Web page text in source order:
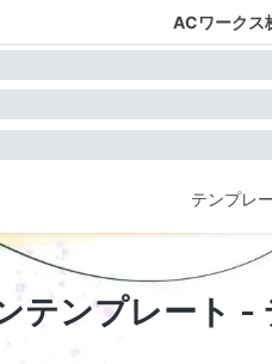
ACワークス
テンプレ
テンプレート -